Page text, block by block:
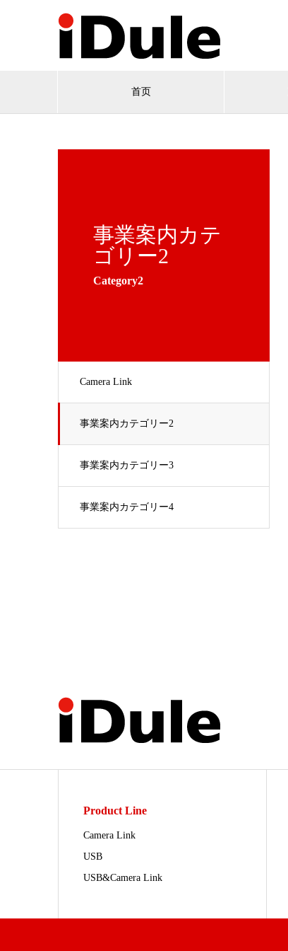
首页
事業案内カテ
ゴリー2
Category2
Camera Link
事業案内カテゴリー2
事業案内カテゴリー3
事業案内カテゴリー4
Product Line
Camera Link
USB
USB&Camera Link